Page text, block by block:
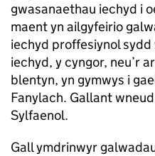
gwasanaethau iechyd i
maent yn ailgyfeirio
iechyd proffesiynol
iechyd, y cyngor, neu’r
blentyn, yn gymwys i
Fanylach. Gallant
Sylfaenol.
Gall ymdrinwyr